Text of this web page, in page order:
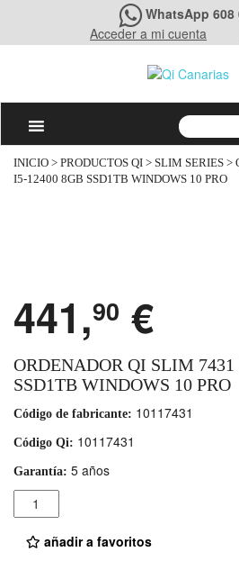
WhatsApp 608
Acceder a mi cuenta
INICIO > PRODUCTOS QI > SLIM SERIES >
I5-12400 8GB SSD1TB WINDOWS 10 PRO
441,90 €
ORDENADOR QI SLIM 7431
SSD1TB WINDOWS 10 PRO
Código de fabricante: 10117431
Código Qi: 10117431
Garantía: 5 años
Cantidad
añadir a favoritos